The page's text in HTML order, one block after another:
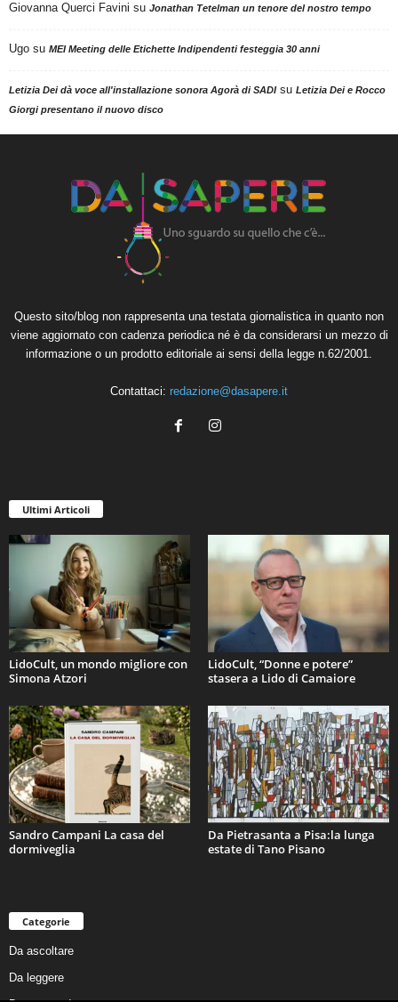
Giovanna Querci Favini su Jonathan Tetelman un tenore del nostro tempo
Ugo su MEI Meeting delle Etichette Indipendenti festeggia 30 anni
Letizia Dei dà voce all'installazione sonora Agorà di SADIsu Letizia Dei e Rocco
Giorgi presentano il nuovo disco
Questo sito/blog non rappresenta una testata giornalistica in quanto non
viene aggiornato con cadenza periodica né è da considerarsi un mezzo di
informazione o un prodotto editoriale ai sensi della legge n.62/2001.
Contattaci: redazione@dasapere.it
Ultimi Articoli
LidoCult, un mondo migliore con
Simona Atzori
LidoCult, “Donne e potere”
stasera a Lido di Camaiore
Sandro Campani La casa del
dormiveglia
Da Pietrasanta a Pisa:la lunga
estate di Tano Pisano
Categorie
Da ascoltare
Da leggere